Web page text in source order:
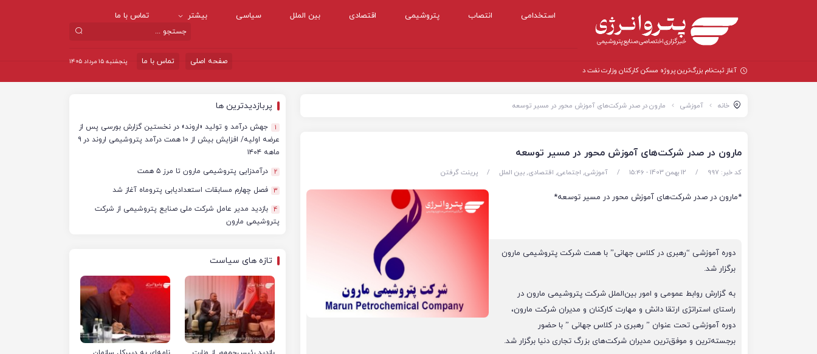
استخدامی انتصاب پتروشیمی اقتصادی بین الملل سیاسی بیشتر تماس با ما
پنجشنبه ۱۵ مرداد ۱۴۰۵ تماس با ما
صفحه اصلی
آغاز ثبت‌نام بزرگ‌ترین پروژه مسکن کارکنان وزارت نفت در تهران؛ ساخ
خانه آموزشی مارون در صدر شرکت‌های آموزش محور در مسیر توسعه
مارون در صدر شرکت‌های آموزش محور در مسیر توسعه
کد خبر: 997 / 12 بهمن 1403 - ۱۵:۴۶ / آموزشی, اجتماعی, اقتصادی, بین الملل / پرینت گرفتن
*مارون در صدر شرکت‌های آموزش محور در مسیر توسعه*
دوره آموزشی “رهبری در کلاس جهانی” با همت شرکت پتروشیمی مارون
برگزار شد.
به گزارش روابط عمومی و امور بین‌الملل شرکت پتروشیمی مارون در
راستای استراتژی ارتقا دانش و مهارت کارکنان و مدیران شرکت مارون،
دوره آموزشی تحت عنوان ” رهبری در کلاس جهانی ” با حضور
برجسته‌ترین و موفق‌ترین مدیران شرکت‌های بزرگ تجاری دنیا برگزار شد.
پربازدیدترین ها
1
جهش درآمد و تولید «اروند» در نخستین گزارش بورسی پس از
عرضه اولیه/ افزایش بیش از ۱۰ همت درآمد پتروشیمی اروند در ۹
ماهه ۱۴۰۴
2 درآمدزایی پتروشیمی مارون تا مرز ۵ همت
3 فصل چهارم مسابقات استعدادیابی پتروماه آغاز شد
4 بازدید مدیر عامل شرکت ملی صنایع پتروشیمی از شرکت
پتروشیمی مارون
تازه های سیاست